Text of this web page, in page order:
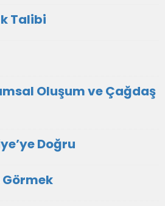
Talibi
Oluşum ve Çağdaş
Doğru
Görmek